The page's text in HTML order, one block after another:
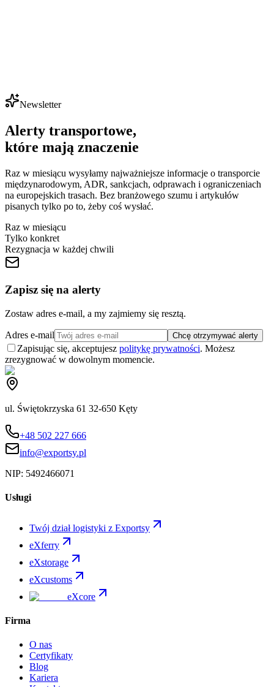
Newsletter
Alerty transportowe,
które mają znaczenie
Raz w miesiącu wysyłamy najważniejsze informacje o transporcie
międzynarodowym, ADR, sankcjach, odprawach i ograniczeniach
na europejskich trasach. Bez branżowego szumu i artykułów
pisanych tylko po to, żeby coś wysłać.
Raz w miesiącu
Tylko konkret
Rezygnacja w każdej chwili
Zapisz się na alerty
Zostaw adres e-mail, a my zajmiemy się resztą.
Adres e-mail Chcę otrzymywać alerty
Zapisując się, akceptujesz politykę prywatności. Możesz
zrezygnować w dowolnym momencie.
ul. Świętokrzyska 61 32-650 Kęty
+48 502 227 666
info@exportsy.pl
NIP: 5492466071
Usługi
Twój dział logistyki z Exportsy
eXferry
eXstorage
eXcustoms
eXcore
Firma
O nas
Certyfikaty
Blog
Kariera